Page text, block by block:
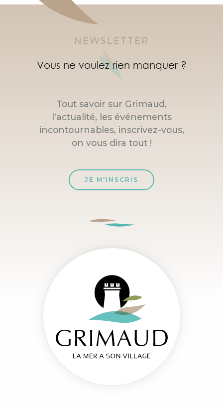
NEWSLETTER
Vous ne voulez rien manquer ?
Tout savoir sur Grimaud,
l'actualité, les événements
incontournables, inscrivez-vous,
on vous dira tout !
JE M'INSCRIS